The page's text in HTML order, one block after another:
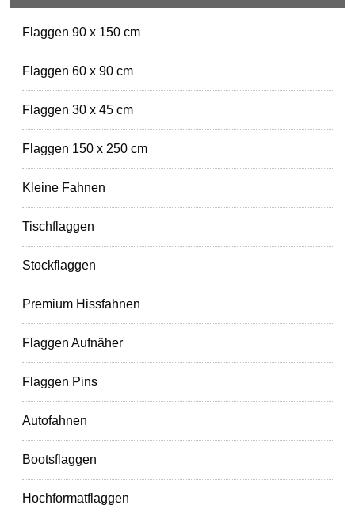
Flaggen 90 x 150 cm
Flaggen 60 x 90 cm
Flaggen 30 x 45 cm
Flaggen 150 x 250 cm
Kleine Fahnen
Tischflaggen
Stockflaggen
Premium Hissfahnen
Flaggen Aufnäher
Flaggen Pins
Autofahnen
Bootsflaggen
Hochformatflaggen